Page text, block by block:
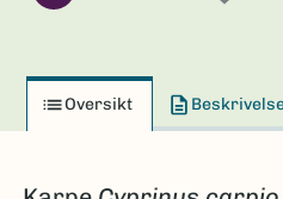
Oversikt